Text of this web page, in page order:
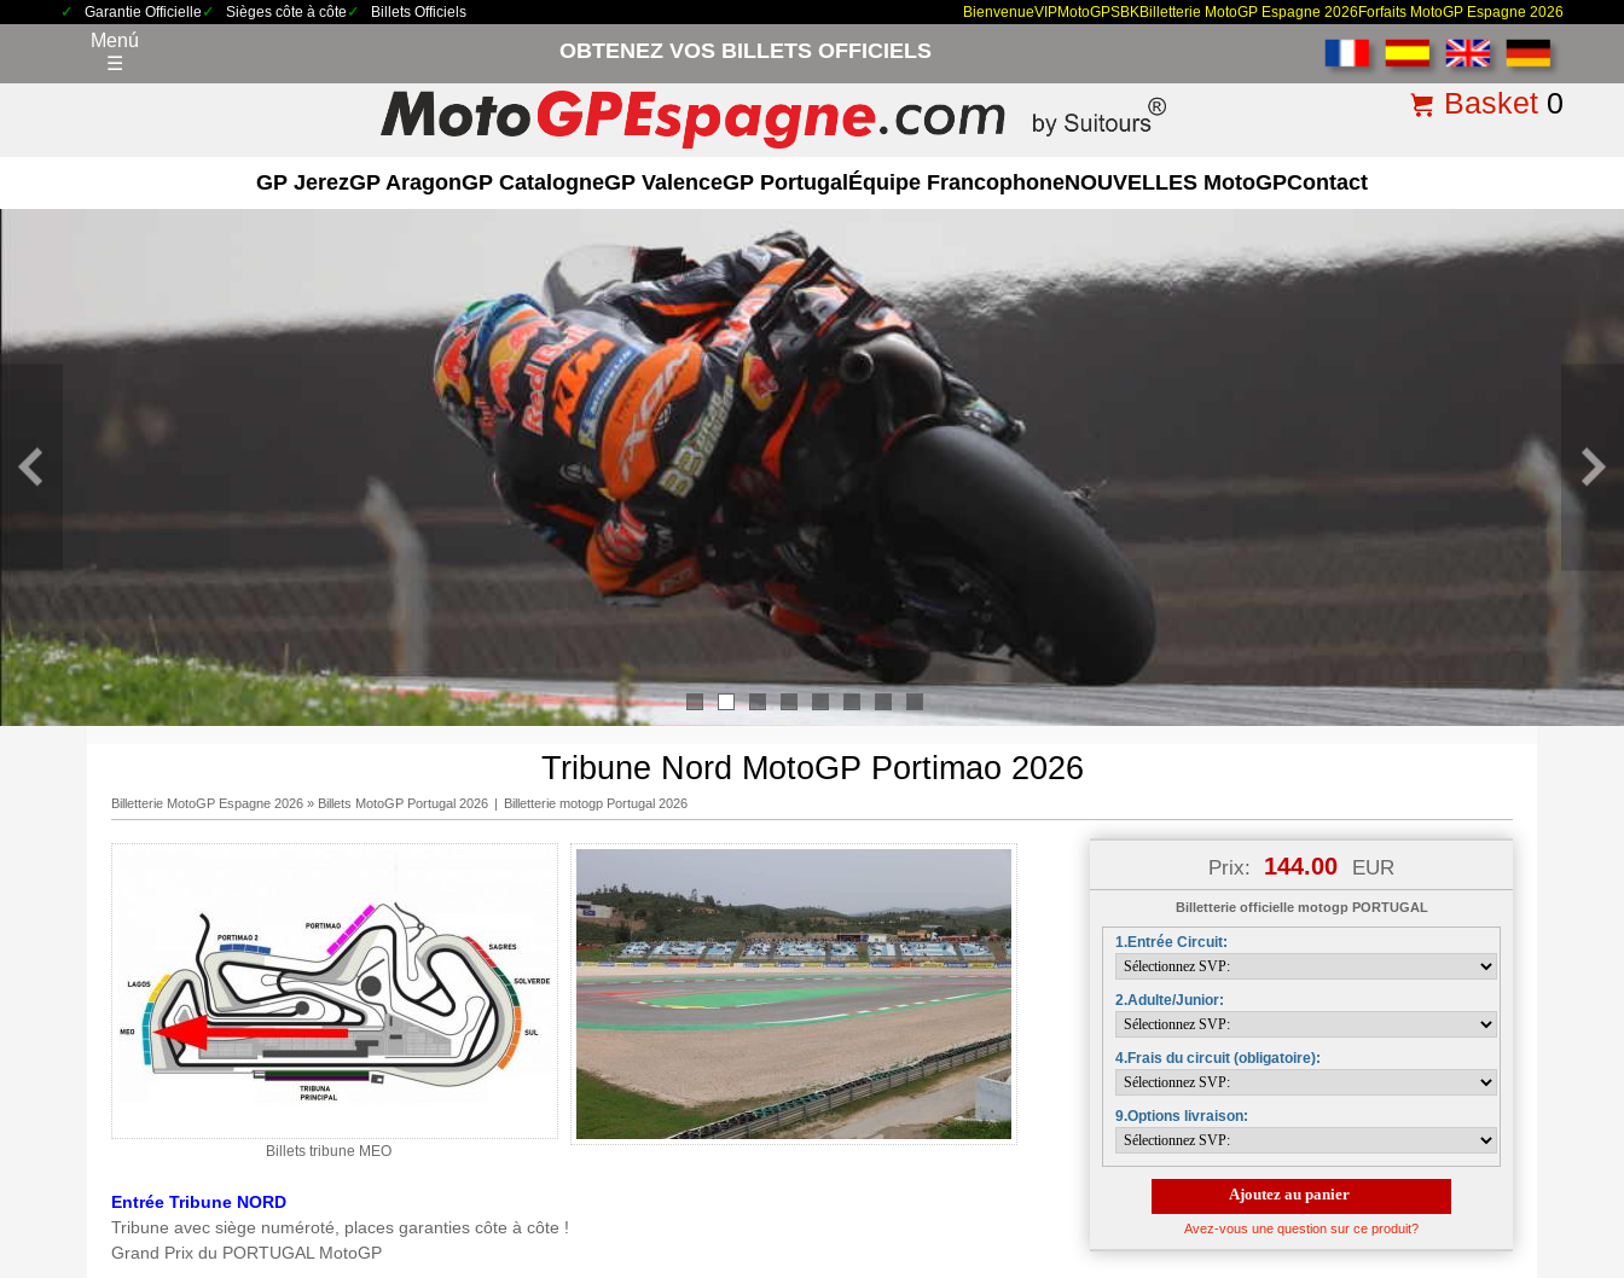
Garantie Officielle Sièges côte à côte Billets Officiels BienvenueVIPMotoGPSBKBilletterie MotoGP Espagne 2026 Forfaits MotoGP Espagne 2026
Menú
☰
OBTENEZ VOS BILLETS OFFICIELS
Basket 0
GP JerezGP AragonGP CatalogneGP ValenceGP PortugalÉquipe FrancophoneNOUVELLES MotoGPContact
1 3 4
Tribune Nord MotoGP Portimao 2026
Billetterie MotoGP Espagne 2026 » Billets MotoGP Portugal 2026 | Billetterie motogp Portugal 2026
Billets tribune MEO
Prix: 144.00 EUR
Billetterie officielle motogp PORTUGAL
1.Entrée Circuit:
2.Adulte/Junior:
4.Frais du circuit (obligatoire):
9.Options livraison:
Avez-vous une question sur ce produit?
Entrée Tribune NORD
Tribune avec siège numéroté, places garanties côte à côte !
Grand Prix du PORTUGAL MotoGP